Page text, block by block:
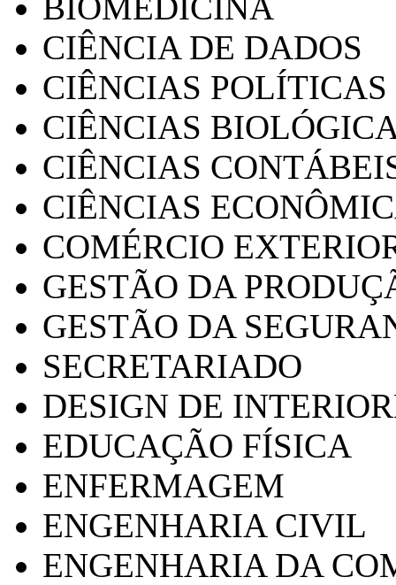
CIÊNCIA DE DADOS
CIÊNCIAS POLÍTICAS
CIÊNCIAS
CIÊNCIAS
CIÊNCIAS
COMÉRCIO
GESTÃO DA
GESTÃO DA
SECRETARIADO
DESIGN DE
EDUCAÇÃO FÍSICA
ENFERMAGEM
ENGENHARIA CIVIL
ENGENHARIA DA